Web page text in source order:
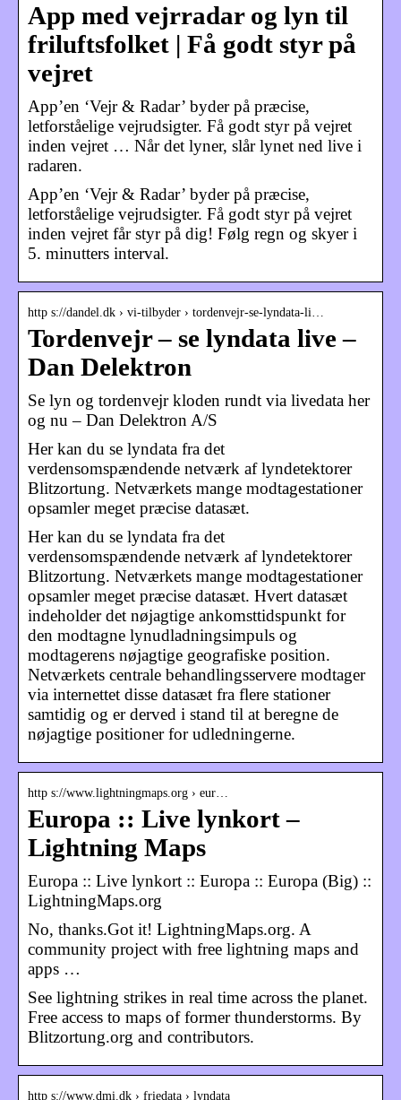
App med vejrradar og lyn til
friluftsfolket | Få godt styr på
vejret
App’en ‘Vejr & Radar’ byder på præcise,
letforståelige vejrudsigter. Få godt styr på vejret
inden vejret … Når det lyner, slår lynet ned live i
radaren.
App’en ‘Vejr & Radar’ byder på præcise,
letforståelige vejrudsigter. Få godt styr på vejret
inden vejret får styr på dig! Følg regn og skyer i
5. minutters interval.
http s://dandel.dk › vi-tilbyder › tordenvejr-se-lyndata-li…
Tordenvejr – se lyndata live –
Dan Delektron
Se lyn og tordenvejr kloden rundt via livedata her
og nu – Dan Delektron A/S
Her kan du se lyndata fra det
verdensomspændende netværk af lyndetektorer
Blitzortung. Netværkets mange modtagestationer
opsamler meget præcise datasæt.
Her kan du se lyndata fra det
verdensomspændende netværk af lyndetektorer
Blitzortung. Netværkets mange modtagestationer
opsamler meget præcise datasæt. Hvert datasæt
indeholder det nøjagtige ankomsttidspunkt for
den modtagne lynudladningsimpuls og
modtagerens nøjagtige geografiske position.
Netværkets centrale behandlingsservere modtager
via internettet disse datasæt fra flere stationer
samtidig og er derved i stand til at beregne de
nøjagtige positioner for udledningerne.
http s://www.lightningmaps.org › eur…
Europa :: Live lynkort –
Lightning Maps
Europa :: Live lynkort :: Europa :: Europa (Big) ::
LightningMaps.org
No, thanks.Got it! LightningMaps.org. A
community project with free lightning maps and
apps …
See lightning strikes in real time across the planet.
Free access to maps of former thunderstorms. By
Blitzortung.org and contributors.
http s://www.dmi.dk › friedata › lyndata